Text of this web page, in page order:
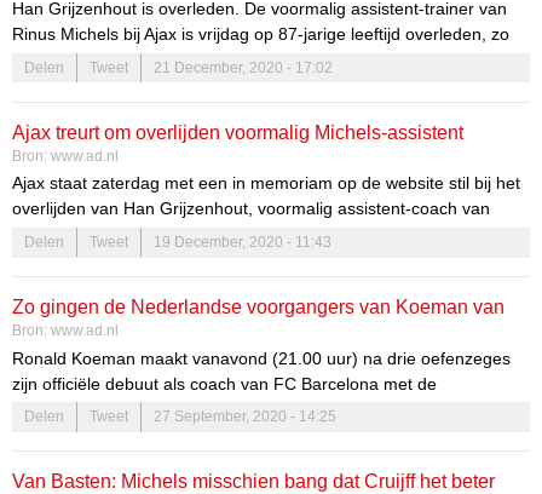
Han Grijzenhout is overleden. De voormalig assistent-trainer van
Rinus Michels bij Ajax is vrijdag op 87-jarige leeftijd overleden, zo
laten de Amsterdammers weten via de clubwebsite.
Delen Tweet 21 December, 2020 - 17:02
Ajax treurt om overlijden voormalig Michels-assistent
Grijzenhout
Bron: www.ad.nl
Ajax staat zaterdag met een in memoriam op de website stil bij het
overlijden van Han Grijzenhout, voormalig assistent-coach van
Rinus Michels bij de Amsterdammers. De Nederlandse trainer
maakte vooral naam in België, onder meer als coach van Cercle
Delen Tweet 19 December, 2020 - 11:43
Zo gingen de Nederlandse voorgangers van Koeman van
start bij Barcelona
Bron: www.ad.nl
Ronald Koeman maakt vanavond (21.00 uur) na drie oefenzeges
zijn officiële debuut als coach van FC Barcelona met de
thuiswedstrijd tegen Villarreal. Hij is na Rinus Michels, Johan Cruijff,
Louis van Gaal en Frank Rijkaard de vijfde Nederlandse coach van
Delen Tweet 27 September, 2020 - 14:25
Van Basten: Michels misschien bang dat Cruijff het beter